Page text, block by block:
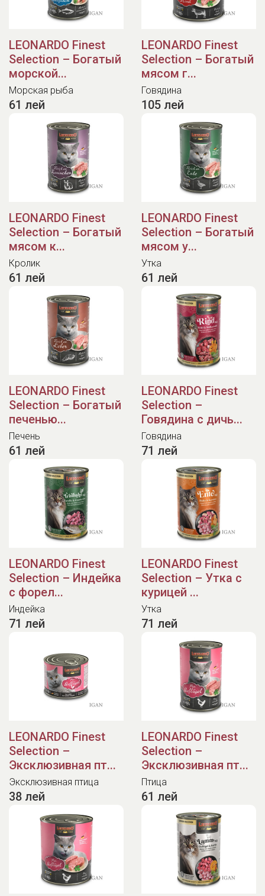
LEONARDO Finest
Selection – Богатый
морской...
Морская рыба
61 лей
LEONARDO Finest
Selection – Богатый
мясом г...
Говядина
105 лей
LEONARDO Finest
Selection – Богатый
мясом к...
Кролик
61 лей
LEONARDO Finest
Selection – Богатый
мясом у...
Утка
61 лей
LEONARDO Finest
Selection – Богатый
печенью...
Печень
61 лей
LEONARDO Finest
Selection –
Говядина с дичь...
Говядина
71 лей
LEONARDO Finest
Selection – Индейка
с форел...
Индейка
71 лей
LEONARDO Finest
Selection – Утка с
курицей ...
Утка
71 лей
LEONARDO Finest
Selection –
Эксклюзивная пт...
Эксклюзивная птица
38 лей
LEONARDO Finest
Selection –
Эксклюзивная пт...
Птица
61 лей